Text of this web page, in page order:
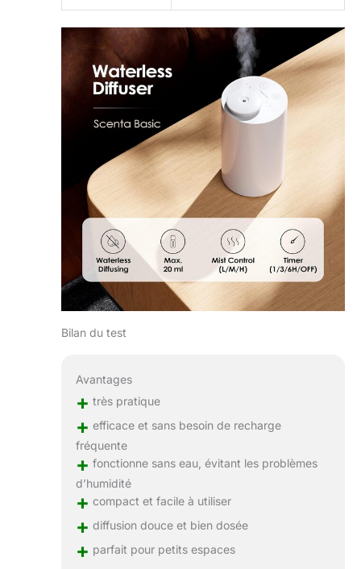
Bilan du test
Avantages
+ très pratique
+ efficace et sans besoin de recharge
fréquente
+ fonctionne sans eau, évitant les problèmes
d’humidité
+ compact et facile à utiliser
+ diffusion douce et bien dosée
+ parfait pour petits espaces